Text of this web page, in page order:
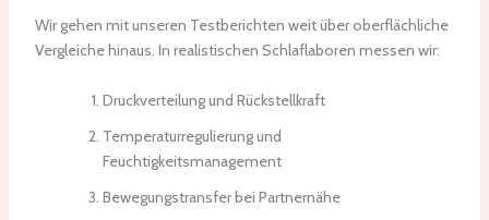
Wir gehen mit unseren Testberichten weit über oberflächliche
Vergleiche hinaus. In realistischen Schlaflaboren messen wir:
Druckverteilung und Rückstellkraft
Temperaturregulierung und
Feuchtigkeitsmanagement
Bewegungstransfer bei Partnernähe